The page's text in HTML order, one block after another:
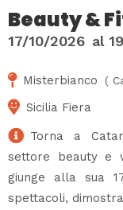
Beauty &
17/10/2026 al
Misterbianco (
Sicilia Fiera
Torna a
settore beauty e
giunge alla sua
spettacoli,